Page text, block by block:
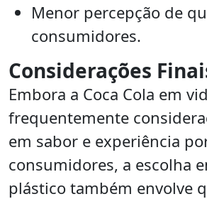
Menor percepção de
consumidores.
Considerações
Embora a Coca Cola em
frequentemente
em sabor e experiência
consumidores, a escolha
plástico também envolve